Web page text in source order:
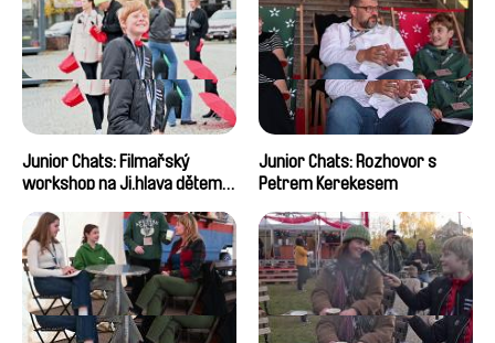
Junior Chats: Filmařský
workshop na Ji.hlava dětem
Junior Chats: Rozhovor s
Petrem Kerekesem